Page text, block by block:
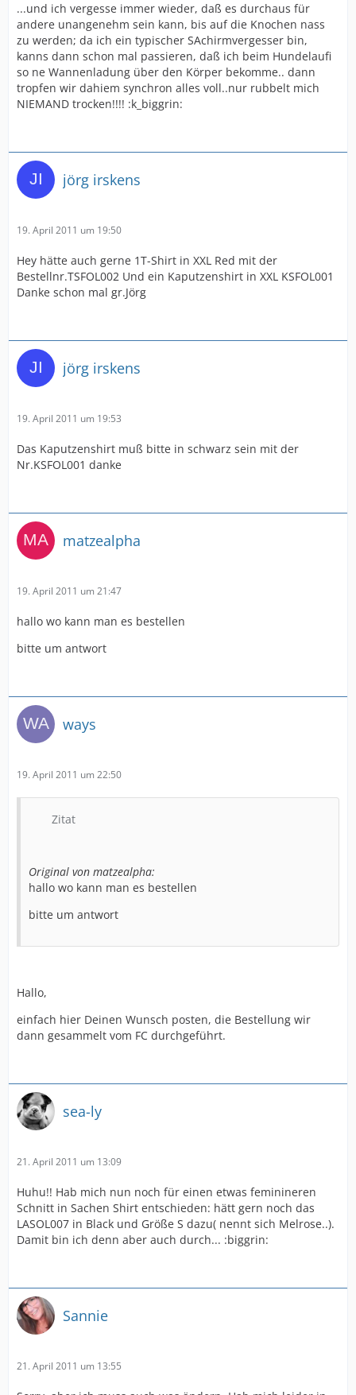
...und ich vergesse immer wieder, daß es durchaus für
andere unangenehm sein kann, bis auf die Knochen nass
zu werden; da ich ein typischer SAchirmvergesser bin,
kanns dann schon mal passieren, daß ich beim Hundelaufi
so ne Wannenladung über den Körper bekomme.. dann
tropfen wir dahiem synchron alles voll..nur rubbelt mich
NIEMAND trocken!!!! :k_biggrin:
jörg irskens
19. April 2011 um 19:50
Hey hätte auch gerne 1T-Shirt in XXL Red mit der
Bestellnr.TSFOL002 Und ein Kaputzenshirt in XXL KSFOL001
Danke schon mal gr.Jörg
jörg irskens
19. April 2011 um 19:53
Das Kaputzenshirt muß bitte in schwarz sein mit der
Nr.KSFOL001 danke
matzealpha
19. April 2011 um 21:47
hallo wo kann man es bestellen
bitte um antwort
ways
19. April 2011 um 22:50
Zitat
Original von matzealpha:
hallo wo kann man es bestellen
bitte um antwort
Hallo,
einfach hier Deinen Wunsch posten, die Bestellung wir
dann gesammelt vom FC durchgeführt.
sea-ly
21. April 2011 um 13:09
Huhu!! Hab mich nun noch für einen etwas feminineren
Schnitt in Sachen Shirt entschieden: hätt gern noch das
LASOL007 in Black und Größe S dazu( nennt sich Melrose..).
Damit bin ich denn aber auch durch... :biggrin:
Sannie
21. April 2011 um 13:55